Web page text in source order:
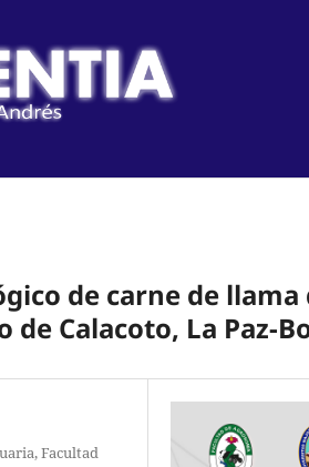
de carne de llama
Calacoto, La Paz-
Facultad